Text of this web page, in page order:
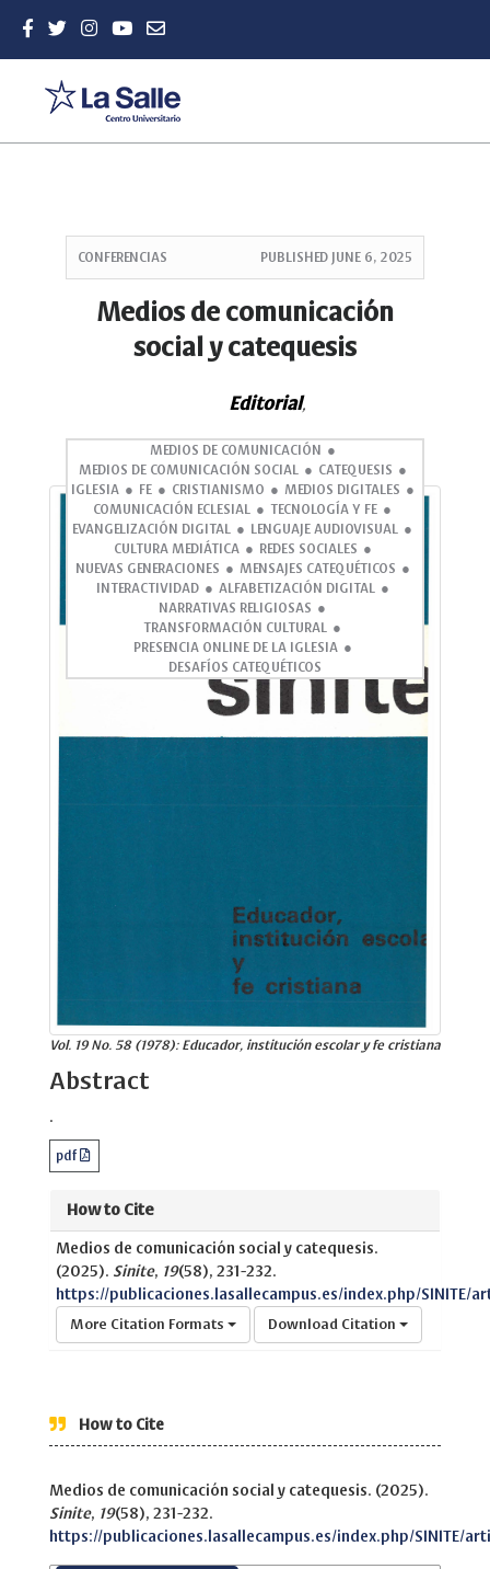
Sidebar
CONFERENCIAS PUBLISHED JUNE 6, 2025
Medios de comunicación
social y catequesis
Editorial,
MEDIOS DE COMUNICACIÓN
MEDIOS DE COMUNICACIÓN SOCIAL
CATEQUESIS
IGLESIA
FE CRISTIANISMO
MEDIOS DIGITALES
COMUNICACIÓN ECLESIAL
TECNOLOGÍA Y FE
EVANGELIZACIÓN DIGITAL
LENGUAJE AUDIOVISUAL
CULTURA MEDIÁTICA
REDES SOCIALES
NUEVAS GENERACIONES
MENSAJES CATEQUÉTICOS
INTERACTIVIDAD
ALFABETIZACIÓN DIGITAL
NARRATIVAS RELIGIOSAS
TRANSFORMACIÓN CULTURAL
PRESENCIA ONLINE DE LA IGLESIA
DESAFÍOS CATEQUÉTICOS
Vol. 19 No. 58 (1978): Educador, institución escolar y fe cristiana
Abstract
.
pdf
How to Cite
Medios de comunicación social y catequesis.
(2025). Sinite, 19(58), 231-232.
https://publicaciones.lasallecampus.es/index.php/SINITE/
More Citation Formats Download Citation
How to Cite
Medios de comunicación social y catequesis. (2025).
Sinite, 19(58), 231-232.
https://publicaciones.lasallecampus.es/index.php/SINITE/